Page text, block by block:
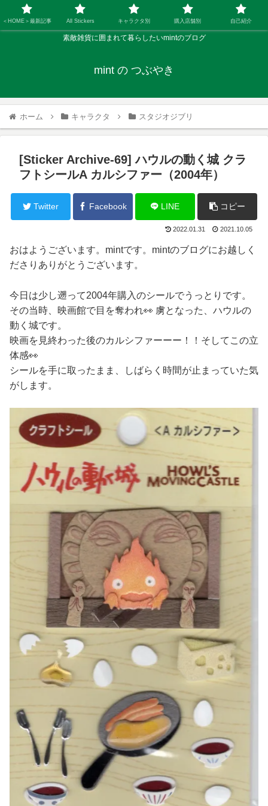
素敵雑貨に囲まれて暮らしたいmintのブログ
mint の つぶやき
ホーム キャラクタ スタジオジブリ
[Sticker Archive-69] ハウルの動く城 クラ
フトシールA カルシファー（2004年）
Twitter Facebook LINE コピー
2022.01.31 2021.10.05
おはようございます。mintです。mintのブログにお越しく
ださりありがとうございます。
今日は少し遡って2004年購入のシールでうっとりです。
その当時、映画館で目を奪われ👀 虜となった、ハウルの
動く城です。
映画を見終わった後のカルシファーーー！！そしてこの立
体感👀
シールを手に取ったまま、しばらく時間が止まっていた気
がします。
＜HOME＞最新記事 All Stickers キャラクタ別 購入店舗別 自己紹介